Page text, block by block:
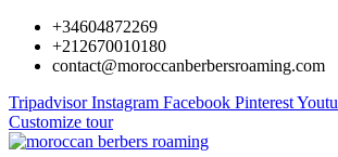
+34604872269
+212670010180
contact@moroccanberbersroaming.com
Tripadvisor Instagram Facebook Pinterest
Customize tour